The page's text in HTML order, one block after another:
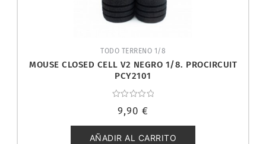
TODO TERRENO 1/8
MOUSE CLOSED CELL V2 NEGRO 1/8. PROCIRCUIT
PCY2101
con
de
5
9,90 €
AÑADIR AL CARRITO